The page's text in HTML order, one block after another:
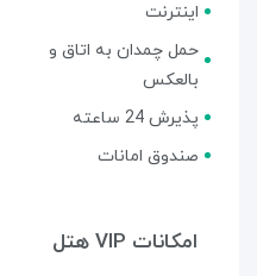
اینترنت
حمل چمدان به اتاق و
بالعکس
پذیرش 24 ساعته
صندوق امانات
امکانات VIP هتل